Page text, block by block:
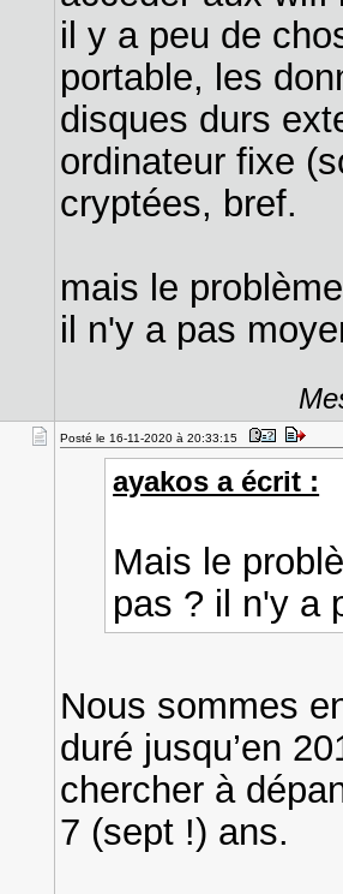
il y a peu de
portable, les
disques durs
ordinateur fixe
cryptées, bref.
mais le
il n'y a pas
Posté le 16-11-2020 à 20:33:15
ayakos a écrit :
Mais le
pas ? il n'y a
Nous sommes
duré jusqu’en
chercher à
7 (sept !) ans.